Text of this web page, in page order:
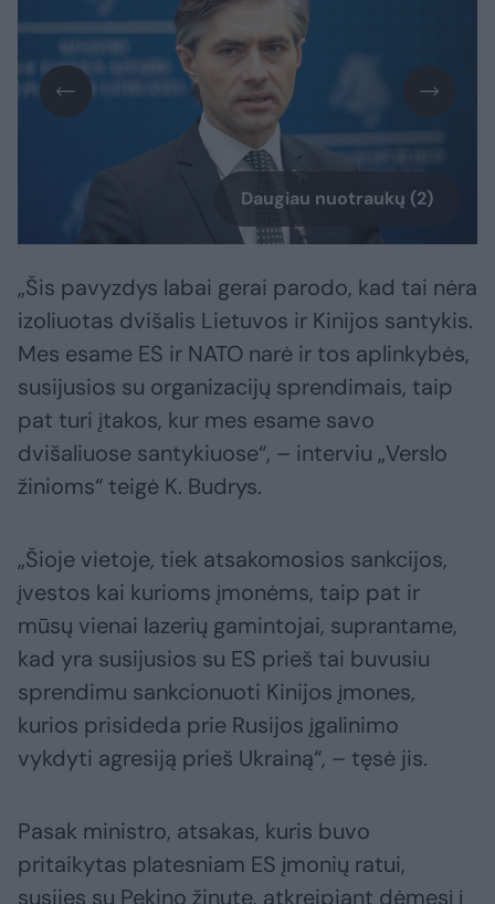
Daugiau nuotraukų (2)
„Šis pavyzdys labai gerai parodo, kad tai nėra
izoliuotas dvišalis Lietuvos ir Kinijos santykis.
Mes esame ES ir NATO narė ir tos aplinkybės,
susijusios su organizacijų sprendimais, taip
pat turi įtakos, kur mes esame savo
dvišaliuose santykiuose“, – interviu „Verslo
žinioms“ teigė K. Budrys.
„Šioje vietoje, tiek atsakomosios sankcijos,
įvestos kai kurioms įmonėms, taip pat ir
mūsų vienai lazerių gamintojai, suprantame,
kad yra susijusios su ES prieš tai buvusiu
sprendimu sankcionuoti Kinijos įmones,
kurios prisideda prie Rusijos įgalinimo
vykdyti agresiją prieš Ukrainą“, – tęsė jis.
Pasak ministro, atsakas, kuris buvo
pritaikytas platesniam ES įmonių ratui,
susijęs su Pekino žinute, atkreipiant dėmesį į